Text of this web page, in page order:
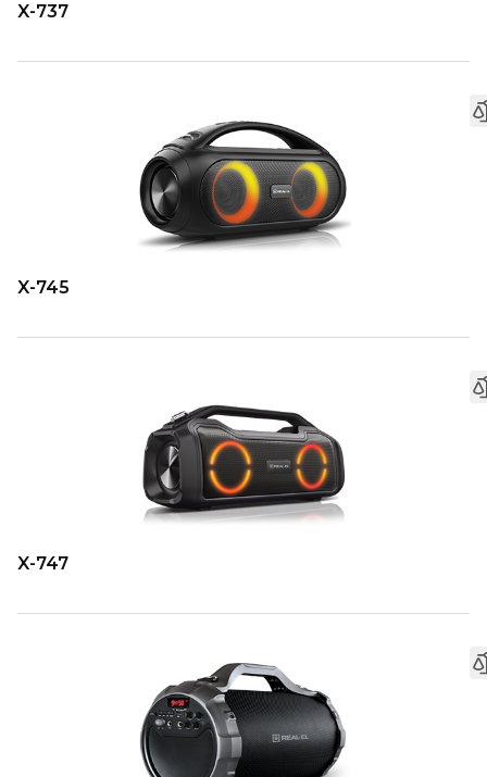
X-737
X-745
X-747